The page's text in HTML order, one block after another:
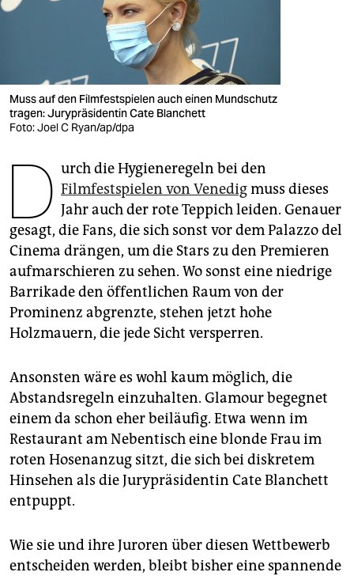
verlag
veranstaltungen
shop
fragen & hilfe
unterstützen
genossenschaft
epaper login
Muss auf den Filmfestspielen auch einen Mundschutz
tragen: Jurypräsidentin Cate Blanchett
Foto: Joel C Ryan/ap/dpa
D urch die Hygieneregeln bei den
Filmfestspielen von Venedigmuss dieses
Jahr auch der rote Teppich leiden. Genauer
gesagt, die Fans, die sich sonst vor dem Palazzo del
Cinema drängen, um die Stars zu den Premieren
aufmarschieren zu sehen. Wo sonst eine niedrige
Barrikade den öffentlichen Raum von der
Prominenz abgrenzte, stehen jetzt hohe
Holzmauern, die jede Sicht versperren.
Ansonsten wäre es wohl kaum möglich, die
Abstandsregeln einzuhalten. Glamour begegnet
einem da schon eher beiläufig. Etwa wenn im
Restaurant am Nebentisch eine blonde Frau im
roten Hosenanzug sitzt, die sich bei diskretem
Hinsehen als die Jurypräsidentin Cate Blanchett
entpuppt.
Wie sie und ihre Juroren über diesen Wettbewerb
entscheiden werden, bleibt bisher eine spannende